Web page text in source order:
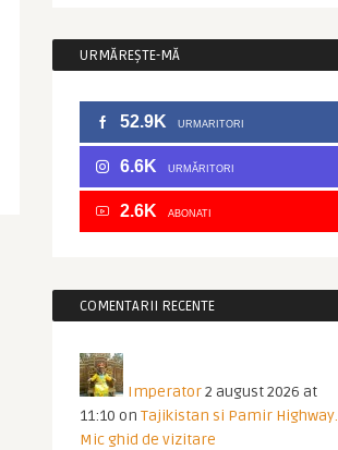
URMĂREȘTE-MĂ
52.9K URMARITORI
6.6K URMĂRITORI
2.6K ABONATI
COMENTARII RECENTE
Imperator2 august 2026 at
11:10 on Tajikistan si Pamir Highway.
Mic ghid de vizitare